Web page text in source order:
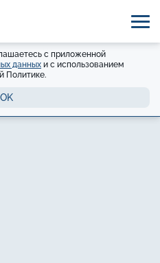
с приложенной
данных и с использованием
Политике.
OK